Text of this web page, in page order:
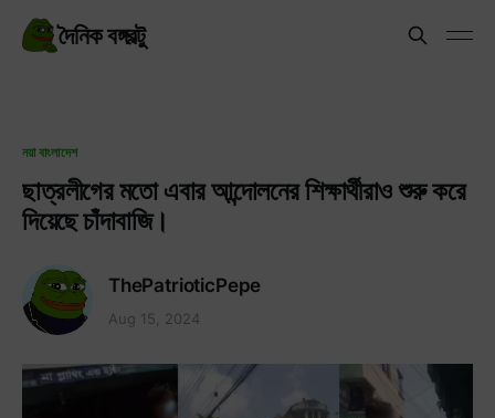
দৈনিক বঙ্গবল্টু
নয়া বাংলাদেশ
ছাত্রলীগের মতো এবার আন্দোলনের শিক্ষার্থীরাও শুরু করে
দিয়েছে চাঁদাবাজি।
ThePatrioticPepe
Aug 15, 2024